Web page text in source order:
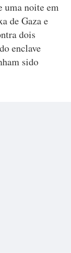
uma noite em
de Gaza e
dois
enclave
sido